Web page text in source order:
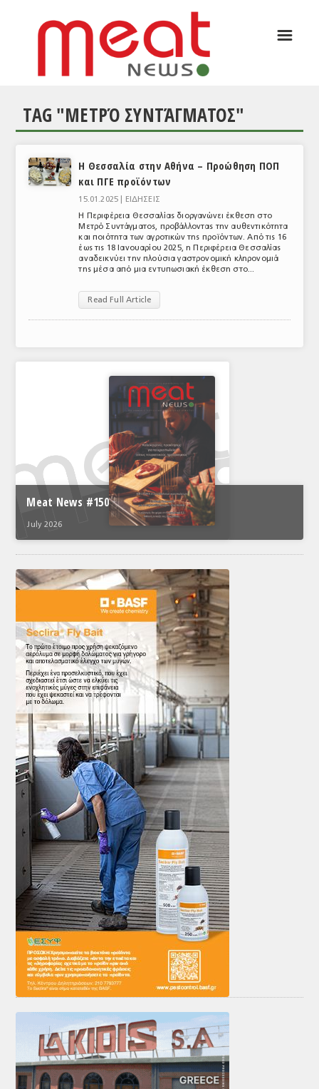
ΕΙΔΗΣΕΙΣ
ΘΕΜΑΤΑ
ΠΡΩΤΕΣ ΥΛΕΣ
ΕΞΟΠΛΙΣΜΟΣ
ΕΜΠΟΡΙΚΟΙ ΑΝΤΙΠΡΟΣΩΠΟΙ
ΝΟΜΟΘΕΣΙΑ
ΕΛΛΗΝΙΚΗ ΝΟΜΟΘΕΣΙΑ
ΕΥΡΩΠΑΪΚΗ ΝΟΜΟΘΕΣΙΑ
ΤΟ ΠΕΡΙΟΔΙΚΟ
Profile
ΑΡΧΕΙΟ ΤΕΥΧΩΝ
ΣΥΝΕΔΡΙΟ ΚΡΕΑΤΟΣ
☰
TAG "ΜΕΤΡΌ ΣΥΝΤΆΓΜΑΤΟΣ"
Η Θεσσαλία στην Αθήνα – Προώθηση ΠΟΠ
και ΠΓΕ προϊόντων
15.01.2025 |
ΕΙΔΗΣΕΙΣ
Η Περιφέρεια Θεσσαλίας διοργανώνει έκθεση στο
Μετρό Συντάγματος, προβάλλοντας την αυθεντικότητα
και ποιότητα των αγροτικών της προϊόντων. Από τις 16
έως τις 18 Ιανουαρίου 2025, η Περιφέρεια Θεσσαλίας
αναδεικνύει την πλούσια γαστρονομική κληρονομιά
της μέσα από μια εντυπωσιακή έκθεση στο...
Read Full Article
Meat News #150
July 2026